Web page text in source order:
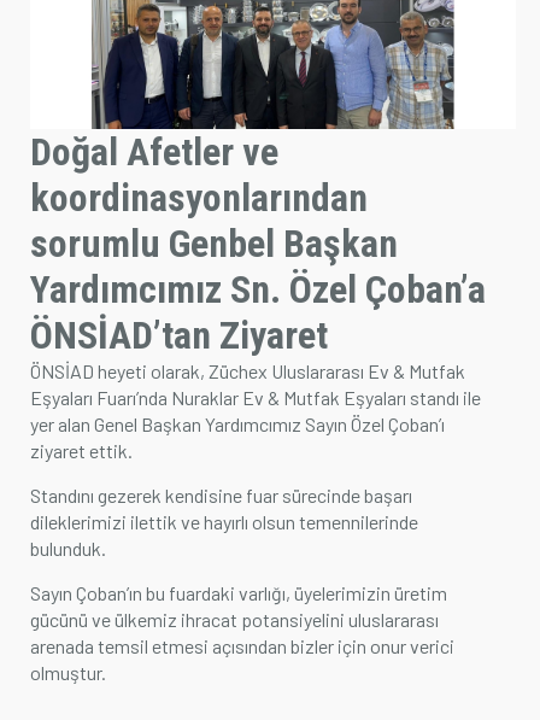
ETKİNLİKLER
MEDYA
İLETİŞİM
ÜYELİK İŞLEMLERİ
Doğal Afetler ve
koordinasyonlarından
sorumlu Genbel Başkan
Yardımcımız Sn. Özel Çoban’a
ÖNSİAD’tan Ziyaret
ÖNSİAD heyeti olarak, Züchex Uluslararası Ev & Mutfak
Eşyaları Fuarı’nda Nuraklar Ev & Mutfak Eşyaları standı ile
yer alan Genel Başkan Yardımcımız Sayın Özel Çoban’ı
ziyaret ettik.
Standını gezerek kendisine fuar sürecinde başarı
dileklerimizi ilettik ve hayırlı olsun temennilerinde
bulunduk.
Sayın Çoban’ın bu fuardaki varlığı, üyelerimizin üretim
gücünü ve ülkemiz ihracat potansiyelini uluslararası
arenada temsil etmesi açısından bizler için onur verici
olmuştur.